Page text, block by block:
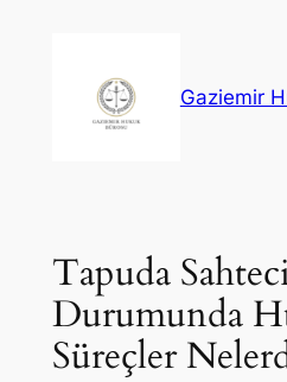
Gaziemir
Tapuda
Durumunda
Süreçler